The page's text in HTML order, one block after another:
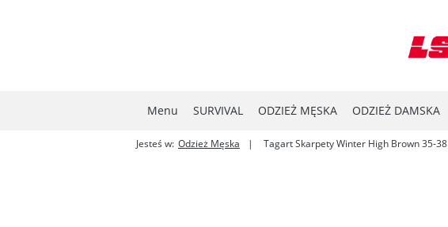
Menu SURVIVAL ODZIEŻ MĘSKA ODZIEŻ DAMSKA
Jesteś w: Odzież Męska Tagart Skarpety Winter High Brown 35-38